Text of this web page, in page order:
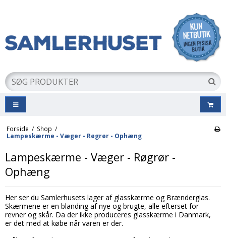
Forside / Shop /
Lampeskærme - Væger - Røgrør - Ophæng
Lampeskærme - Væger - Røgrør -
Ophæng
Her ser du Samlerhusets lager af glasskærme og Brænderglas.
Skærmene er en blanding af nye og brugte, alle efterset for
revner og skår. Da der ikke produceres glasskærme i Danmark,
er det med at købe når varen er der.